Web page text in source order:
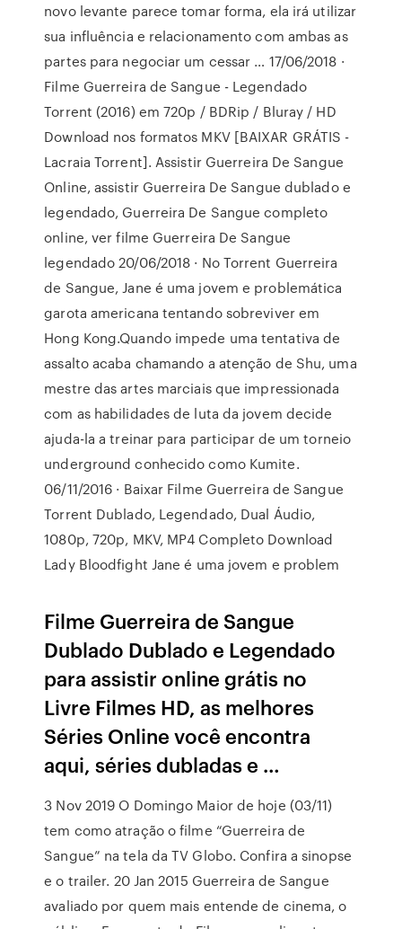
novo levante parece tomar forma, ela irá utilizar
sua influência e relacionamento com ambas as
partes para negociar um cessar … 17/06/2018 ·
Filme Guerreira de Sangue - Legendado
Torrent (2016) em 720p / BDRip / Bluray / HD
Download nos formatos MKV [BAIXAR GRÁTIS -
Lacraia Torrent]. Assistir Guerreira De Sangue
Online, assistir Guerreira De Sangue dublado e
legendado, Guerreira De Sangue completo
online, ver filme Guerreira De Sangue
legendado 20/06/2018 · No Torrent Guerreira
de Sangue, Jane é uma jovem e problemática
garota americana tentando sobreviver em
Hong Kong.Quando impede uma tentativa de
assalto acaba chamando a atenção de Shu, uma
mestre das artes marciais que impressionada
com as habilidades de luta da jovem decide
ajuda-la a treinar para participar de um torneio
underground conhecido como Kumite.
06/11/2016 · Baixar Filme Guerreira de Sangue
Torrent Dublado, Legendado, Dual Áudio,
1080p, 720p, MKV, MP4 Completo Download
Lady Bloodfight Jane é uma jovem e problem
Filme Guerreira de Sangue
Dublado Dublado e Legendado
para assistir online grátis no
Livre Filmes HD, as melhores
Séries Online você encontra
aqui, séries dubladas e …
3 Nov 2019 O Domingo Maior de hoje (03/11)
tem como atração o filme “Guerreira de
Sangue” na tela da TV Globo. Confira a sinopse
e o trailer. 20 Jan 2015 Guerreira de Sangue
avaliado por quem mais entende de cinema, o